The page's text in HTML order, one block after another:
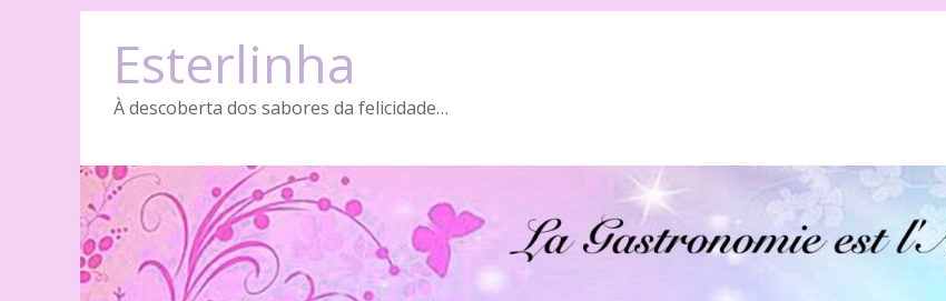
contentEsterlinha
À descoberta dos sabores da felicidade…